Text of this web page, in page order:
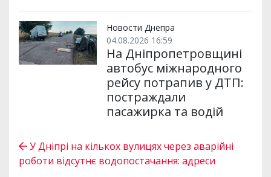
Новости Днепра
04.08.2026 16:59
На Дніпропетровщині
автобус міжнародного
рейсу потрапив у ДТП:
постраждали
пасажирка та водій
У Дніпрі на кількох вулицях через аварійні
роботи відсутнє водопостачання: адреси